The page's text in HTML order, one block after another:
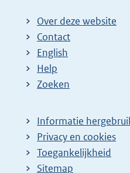
Over deze website
Contact
English
Help
Zoeken
Informatie
Privacy en cookies
Toegankelijkheid
Sitemap